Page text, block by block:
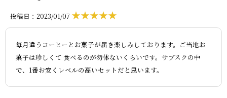
投稿日：2023/01/07 ★★★★★
毎月違うコーヒーとお菓子が届き楽しみしております。ご当地お
菓子は珍しくて 食べるのが勿体ないくらいです。サブスクの中
で、1番お安くレベルの高いセットだと思います。